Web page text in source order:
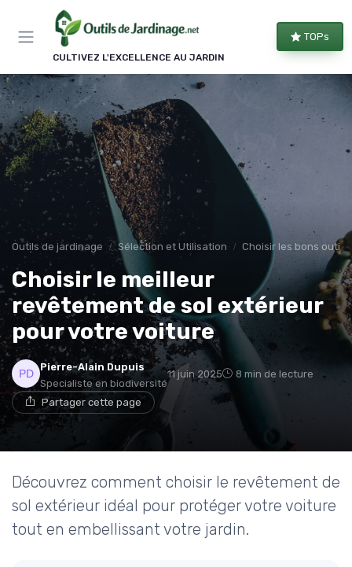
CULTIVEZ L'EXCELLENCE AU JARDIN
TOPs
Outils de jardinage Sélection et Utilisation Choisir les bons outils
Choisir le meilleur
revêtement de sol extérieur
pour votre voiture
Pierre-Alain Dupuis
Specialiste en biodiversité
11 juin 2025 8 min de lecture
Partager cette page
Découvrez comment choisir le revêtement de
sol extérieur idéal pour protéger votre voiture
tout en embellissant votre jardin.
Panneau de gestion des cookies